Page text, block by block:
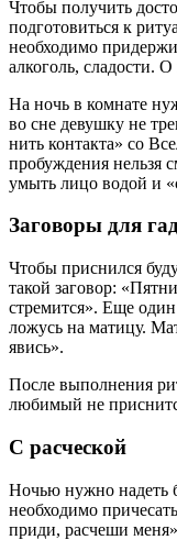
Чтобы получить
подготовиться к
необходимо
алкоголь, сладости.
На ночь в комнате
во сне девушку не
нить контакта» со
пробуждения нельзя
умыть лицо водой и
Заговоры для
Чтобы приснился
такой заговор:
стремится». Еще
ложусь на матицу.
явись».
После выполнения
любимый не
С расческой
Ночью нужно надеть
необходимо
приди, расчеши